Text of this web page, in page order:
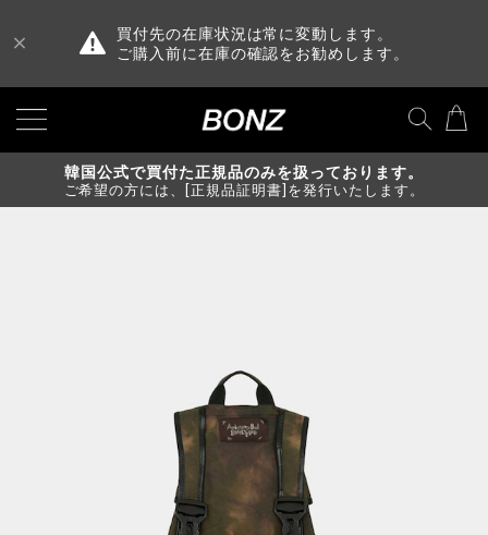
買付先の在庫状況は常に変動します。
ご購入前に在庫の確認をお勧めします。
韓国公式で買付た正規品のみを扱っております。
ご希望の方には、[正規品証明書]を発行いたします。